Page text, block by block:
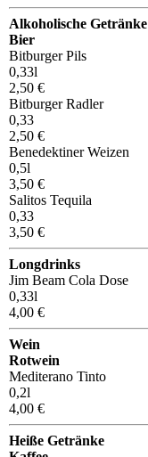
Alkoholische Getränke
Bier
Bitburger Pils
0,33l
2,50 €
Bitburger Radler
0,33
2,50 €
Benedektiner Weizen
0,5l
3,50 €
Salitos Tequila
0,33
3,50 €
Longdrinks
Jim Beam Cola Dose
0,33l
4,00 €
Wein
Rotwein
Mediterano Tinto
0,2l
4,00 €
Heiße Getränke